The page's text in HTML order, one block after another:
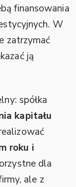
finansowania
W
zatrzymać
ją
spółka
kapitału
roku i
dla
ale z